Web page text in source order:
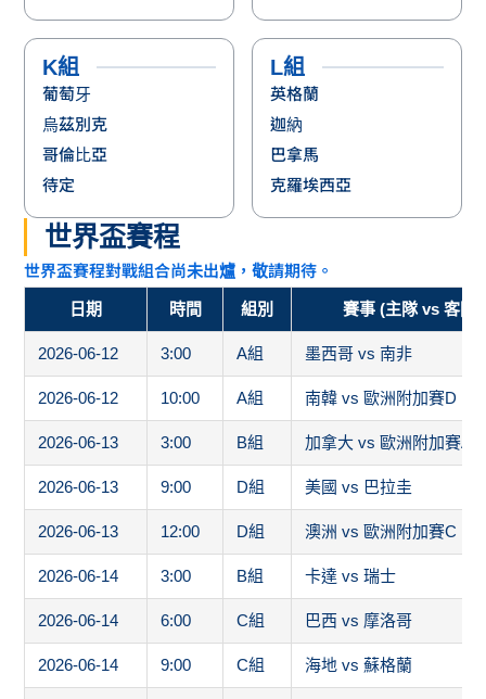
K組
葡萄牙
烏茲別克
哥倫比亞
待定
L組
英格蘭
迦納
巴拿馬
克羅埃西亞
世界盃賽程
世界盃賽程對戰組合尚未出爐，敬請期待。
日期 時間 組別 賽事 (主隊 vs 客隊)
2026-06-12 3:00 A組 墨西哥 vs 南非
2026-06-12 10:00 A組 南韓 vs 歐洲附加賽D
2026-06-13 3:00 B組 加拿大 vs 歐洲附加賽A
2026-06-13 9:00 D組 美國 vs 巴拉圭
2026-06-13 12:00 D組 澳洲 vs 歐洲附加賽C
2026-06-14 3:00 B組 卡達 vs 瑞士
2026-06-14 6:00 C組 巴西 vs 摩洛哥
2026-06-14 9:00 C組 海地 vs 蘇格蘭